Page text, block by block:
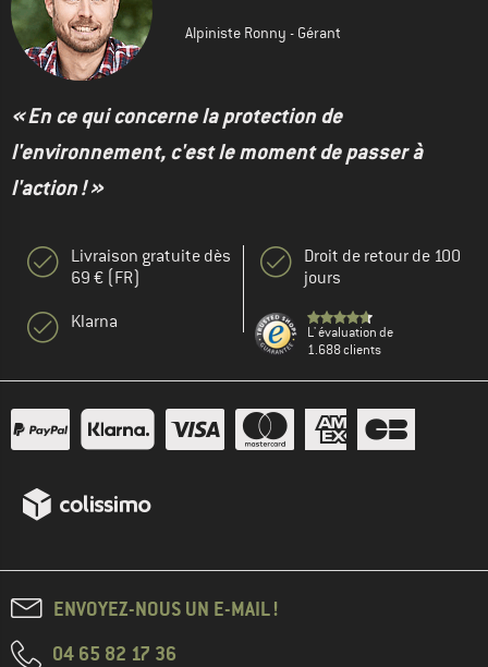
Alpiniste Ronny - Gérant
« En ce qui concerne la protection de
l'environnement, c'est le moment de passer à
l'action ! »
Livraison gratuite dès
69 € (FR)
Klarna
Droit de retour de 100
jours
L' évaluation de
1.688 clients
ENVOYEZ-NOUS UN E-MAIL !
04 65 82 17 36